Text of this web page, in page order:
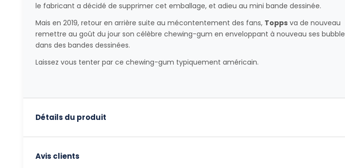
le fabricant a décidé de supprimer cet emballage, et adieu au mini bande dessinée.
Mais en 2019, retour en arrière suite au mécontentement des fans, Toppsva de nouveau
remettre au goût du jour son célèbre chewing-gum en enveloppant à nouveau ses bubble
dans des bandes dessinées.
Laissez vous tenter par ce chewing-gum typiquement américain.
Détails du produit
Avis clients